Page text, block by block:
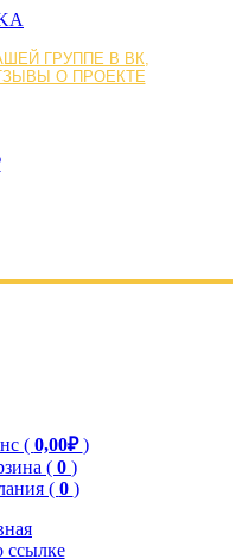
ГРУППЕ В ВК,
О ПРОЕКТЕ
( 0,00₽)
( 0 )
( 0 )
ссылке